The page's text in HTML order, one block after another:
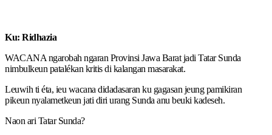
Ku: Ridhazia
WACANA ngarobah ngaran Provinsi Jawa Barat jadi Tatar Sunda
nimbulkeun patalékan kritis di kalangan masarakat.
Leuwih ti éta, ieu wacana didadasaran ku gagasan jeung pamikiran
pikeun nyalametkeun jati diri urang Sunda anu beuki kadeseh.
Naon ari Tatar Sunda?